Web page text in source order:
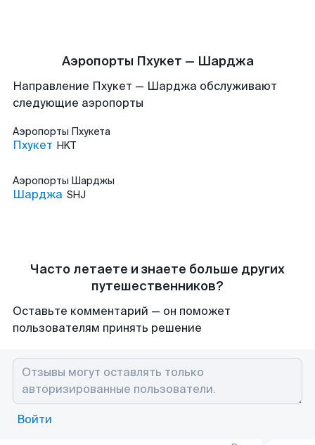
Аэропорты Пхукет — Шарджа
Направление Пхукет — Шарджа обслуживают
следующие аэропорты
Аэропорты Пхукета
Пхукет HKT
Аэропорты Шарджы
Шарджа SHJ
Часто летаете и знаете больше других
путешественников?
Оставьте комментарий — он поможет
пользователям принять решение
Войти